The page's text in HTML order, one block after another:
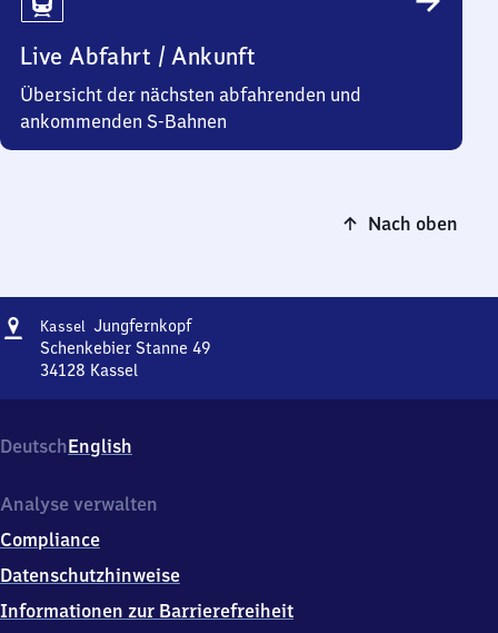
Live Abfahrt / Ankunft
Übersicht der nächsten abfahrenden und
ankommenden S-Bahnen
Nach oben
Adresse
Kassel JungfernkopfKassel-
Jungfernkopf
Schenkebier Stanne 49
34128 Kassel
Schenkebier
Stanne
3
1
2
Kassel
DeutschEnglish
Analyse verwalten
Compliance
Datenschutzhinweise
Informationen zur Barrierefreiheit